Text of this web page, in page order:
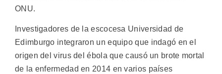
ONU.
Investigadores de la escocesa Universidad de
Edimburgo integraron un equipo que indagó en el
origen del virus del ébola que causó un brote mortal
de la enfermedad en 2014 en varios países